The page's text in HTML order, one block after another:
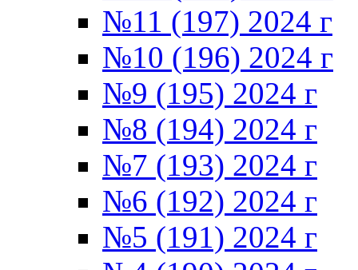
№11 (197) 2024 г
№10 (196) 2024 г
№9 (195) 2024 г
№8 (194) 2024 г
№7 (193) 2024 г
№6 (192) 2024 г
№5 (191) 2024 г